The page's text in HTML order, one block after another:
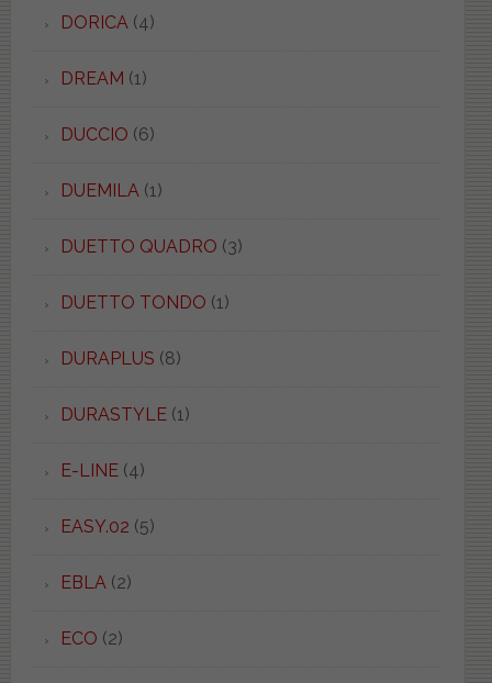
DORICA(4)
DREAM (1)
DUCCIO (6)
DUEMILA(1)
DUETTO QUADRO (3)
DUETTO TONDO (1)
DURAPLUS (8)
DURASTYLE(1)
E-LINE(4)
EASY.02 (5)
EBLA(2)
ECO (2)